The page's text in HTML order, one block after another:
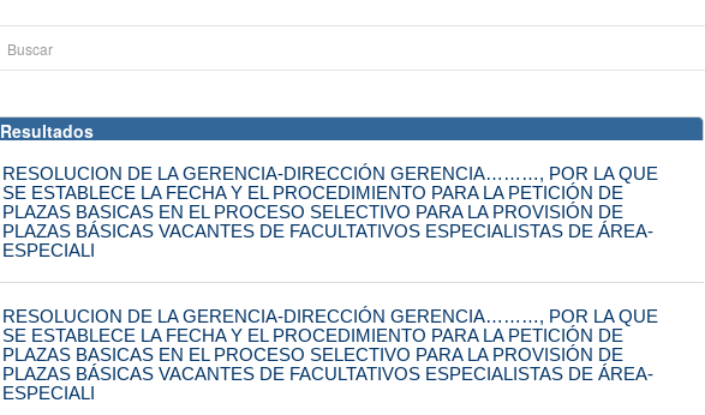
Resultados
RESOLUCION DE LA GERENCIA-DIRECCIÓN GERENCIA………, POR LA QUE
SE ESTABLECE LA FECHA Y EL PROCEDIMIENTO PARA LA PETICIÓN DE
PLAZAS BASICAS EN EL PROCESO SELECTIVO PARA LA PROVISIÓN DE
PLAZAS BÁSICAS VACANTES DE FACULTATIVOS ESPECIALISTAS DE ÁREA-
ESPECIALI
RESOLUCION DE LA GERENCIA-DIRECCIÓN GERENCIA………, POR LA QUE
SE ESTABLECE LA FECHA Y EL PROCEDIMIENTO PARA LA PETICIÓN DE
PLAZAS BASICAS EN EL PROCESO SELECTIVO PARA LA PROVISIÓN DE
PLAZAS BÁSICAS VACANTES DE FACULTATIVOS ESPECIALISTAS DE ÁREA-
ESPECIALI